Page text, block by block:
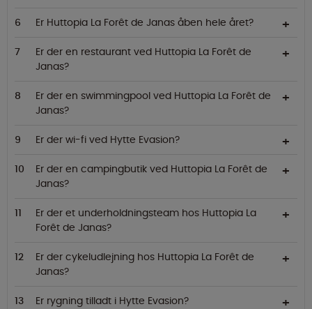
Er Huttopia La Forêt de Janas åben hele året?
Er der en restaurant ved Huttopia La Forêt de
Janas?
Er der en swimmingpool ved Huttopia La Forêt de
Janas?
Er der wi-fi ved Hytte Evasion?
Er der en campingbutik ved Huttopia La Forêt de
Janas?
Er der et underholdningsteam hos Huttopia La
Forêt de Janas?
Er der cykeludlejning hos Huttopia La Forêt de
Janas?
Er rygning tilladt i Hytte Evasion?